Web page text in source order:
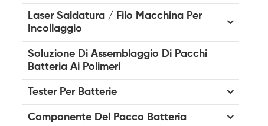
Laser Saldatura / Filo Macchina Per
Incollaggio
Soluzione Di Assemblaggio Di Pacchi
Batteria Ai Polimeri
Tester Per Batterie
Componente Del Pacco Batteria